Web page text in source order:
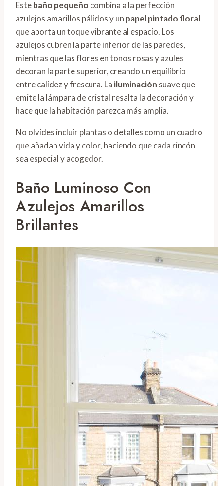
Estebaño pequeño combina a la perfección
azulejos amarillos pálidos y un papel pintado floral
que aporta un toque vibrante al espacio. Los
azulejos cubren la parte inferior de las paredes,
mientras que las flores en tonos rosas y azules
decoran la parte superior, creando un equilibrio
entre calidez y frescura. La iluminación suave que
emite la lámpara de cristal resalta la decoración y
hace que la habitación parezca más amplia.
No olvides incluir plantas o detalles como un cuadro
que añadan vida y color, haciendo que cada rincón
sea especial y acogedor.
Baño Luminoso Con
Azulejos Amarillos
Brillantes